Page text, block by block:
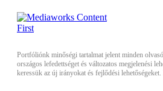
Portfóliónk minőségi tartalmat jelent minden
országos lefedettséget és változatos megjelenési
keressük az új irányokat és fejlődési